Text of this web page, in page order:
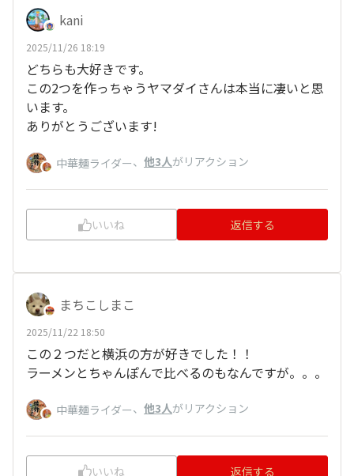
kani
2025/11/26 18:19
どちらも大好きです。
この2つを作っちゃうヤマダイさんは本当に凄いと思
います。
ありがとうございます!
中華麺ライダー、 他3人がリアクション
いいね 返信する
まちこしまこ
2025/11/22 18:50
この２つだと横浜の方が好きでした！！
ラーメンとちゃんぽんで比べるのもなんですが。。。
中華麺ライダー、 他3人がリアクション
いいね 返信する